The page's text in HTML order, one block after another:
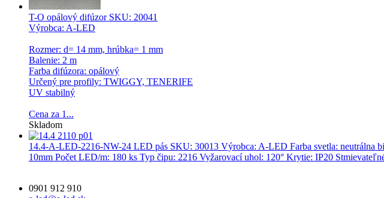
T-O opálový difúzor SKU: 20041
Výrobca: A-LED
Rozmer: d= 14 mm, hrúbka= 1 mm
Balenie: 2 m
Farba difúzora: opálový
Určený pre profily: TWIGGY, TENERIFE
UV stabilný
Cena za 1...
Skladom
14.4-A-LED-2216-NW-24 LED pás SKU: 30013 Výrobca: A-LED Farba svetla: neutrálna
10mm Počet LED/m: 180 ks Typ čipu: 2216 Vyžarovací uhol: 120° Krytie: IP20
0901 912 910